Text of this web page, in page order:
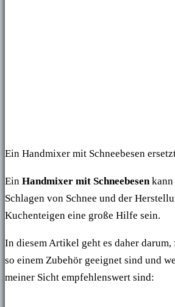
Ein Handmixer mit Schneebesen
Ein Handmixer mit Schneebesenkann
Schlagen von Schnee und der
Kuchenteigen eine große Hilfe sein.
In diesem Artikel geht es daher
so einem Zubehör geeignet sind und
meiner Sicht empfehlenswert sind: